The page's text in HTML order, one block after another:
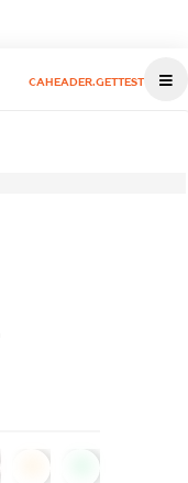
CAHEADER.GETTEST